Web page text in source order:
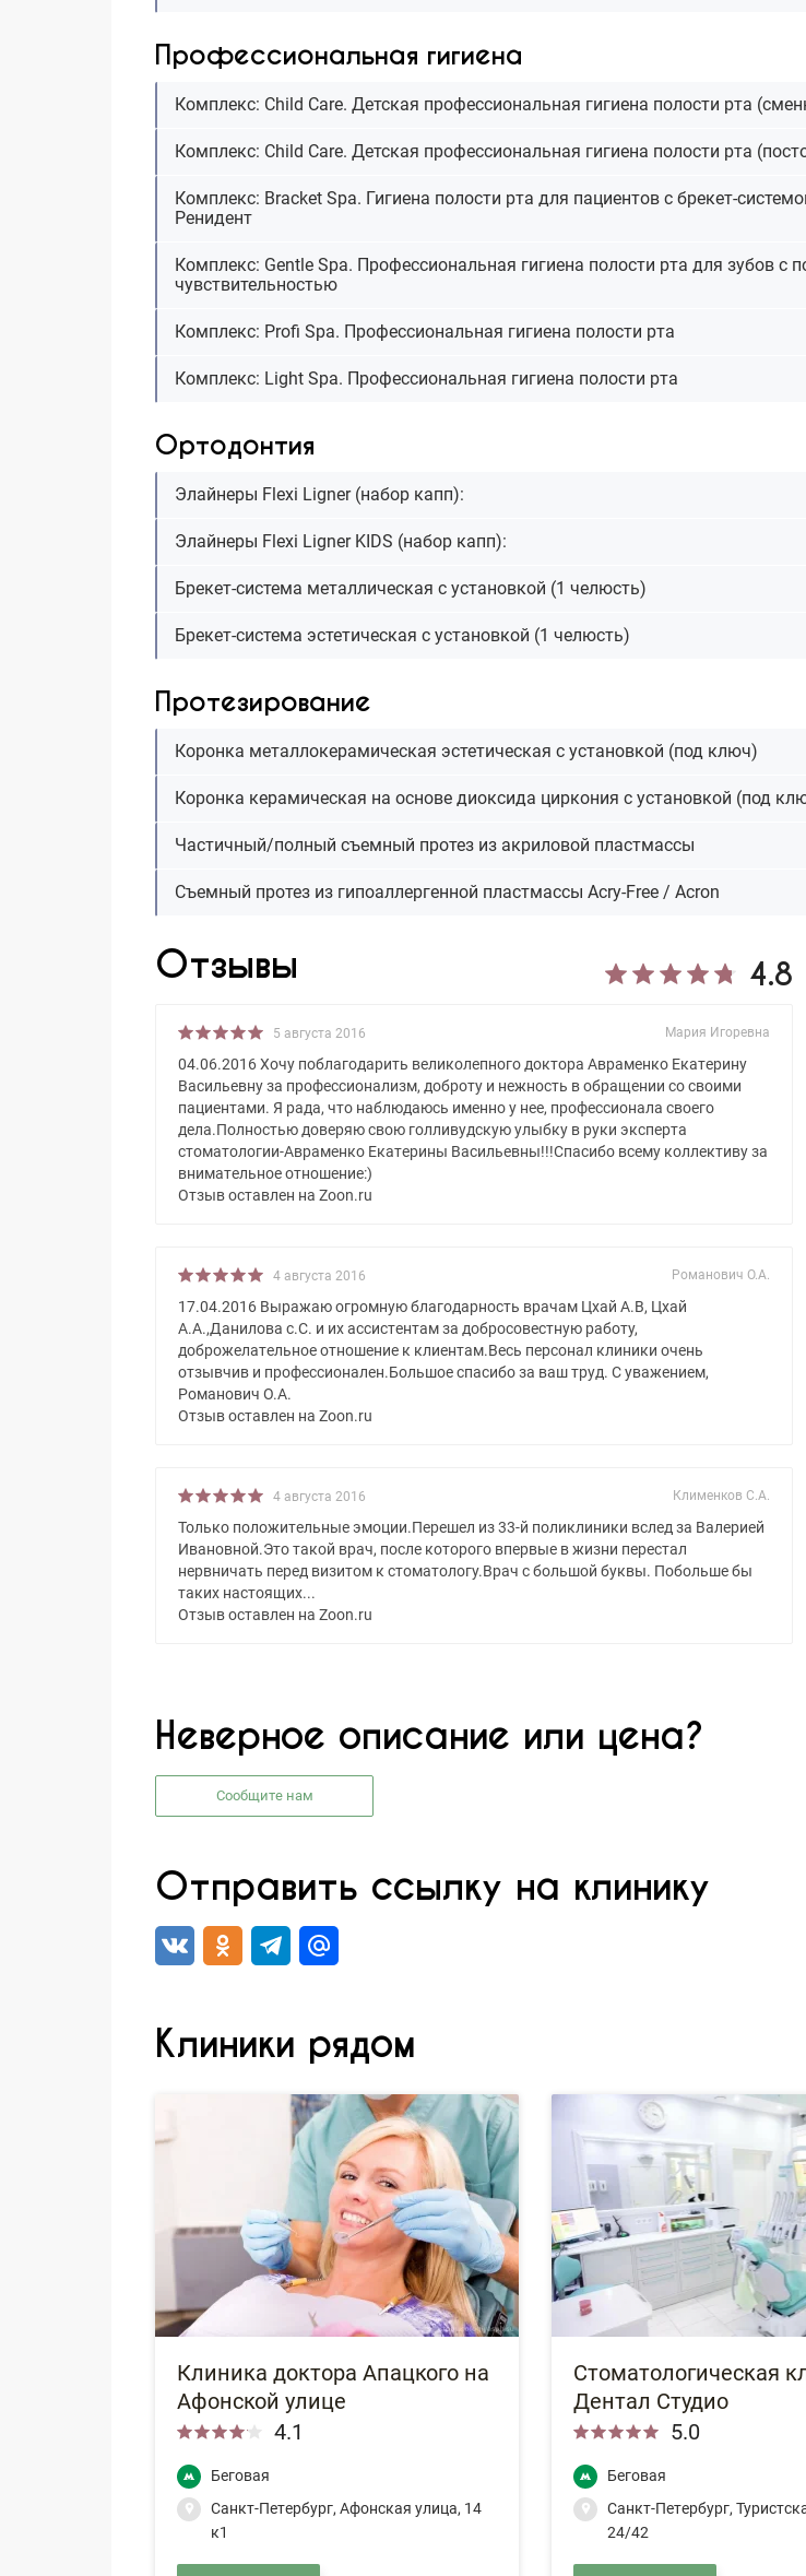
Профессиональная гигиена
Комплекс: Сhild Сare. Детская профессиональная гигиена полости рта
Комплекс: Сhild Сare. Детская профессиональная гигиена полости рта
Комплекс: Bracket Spa. Гигиена полости рта для пациентов с брекет-
Ренидент
Комплекс: Gentle Spa. Профессиональная гигиена полости рта для зубов с
чувствительностью
Комплекс: Profi Spa. Профессиональная гигиена полости рта
Комплекс: Light Spa. Профессиональная гигиена полости рта
Ортодонтия
Элайнеры Flexi Ligner (набор капп):
Элайнеры Flexi Ligner KIDS (набор капп):
Брекет-система металлическая с установкой (1 челюсть)
Брекет-система эстетическая с установкой (1 челюсть)
Протезирование
Коронка металлокерамическая эстетическая с установкой (под ключ)
Коронка керамическая на основе диоксида циркония с установкой (под
Частичный/полный съемный протез из акриловой пластмассы
Съемный протез из гипоаллергенной пластмассы Acry-Free / Acron
Отзывы 4.8
5 августа 2016 Мария Игоревна
04.06.2016 Хочу поблагодарить великолепного доктора Авраменко Екатерину
Васильевну за профессионализм, доброту и нежность в обращении со своими
пациентами. Я рада, что наблюдаюсь именно у нее, профессионала своего
дела.Полностью доверяю свою голливудскую улыбку в руки эксперта
стоматологии-Авраменко Екатерины Васильевны!!!Спасибо всему коллективу за
внимательное отношение:)
Отзыв оставлен на Zoon.ru
4 августа 2016 Романович О.А.
17.04.2016 Выражаю огромную благодарность врачам Цхай А.В, Цхай
А.А.,Данилова с.С. и их ассистентам за добросовестную работу,
доброжелательное отношение к клиентам.Весь персонал клиники очень
отзывчив и профессионален.Большое спасибо за ваш труд. С уважением,
Романович О.А.
Отзыв оставлен на Zoon.ru
4 августа 2016 Клименков С.А.
Только положительные эмоции.Перешел из 33-й поликлиники вслед за Валерией
Ивановной.Это такой врач, после которого впервые в жизни перестал
нервничать перед визитом к стоматологу.Врач с большой буквы. Побольше бы
таких настоящих...
Отзыв оставлен на Zoon.ru
Неверное описание или цена?
Сообщите нам
Отправить ссылку на клинику
Клиники рядом
Клиника доктора Апацкого на
Афонской улице
4.1
Беговая
Санкт-Петербург, Афонская улица, 14
к1
Стоматологическая
Дентал Студио
5.0
Беговая
Санкт-Петербург,
24/42